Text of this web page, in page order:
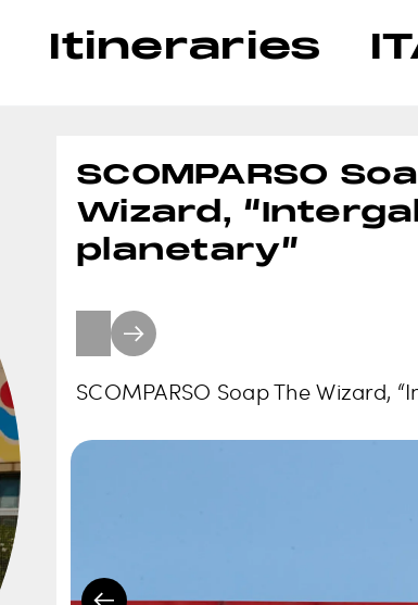
Itineraries
SCOMPARSO
Wizard,
planetary”
SCOMPARSO Soap The Wizard,